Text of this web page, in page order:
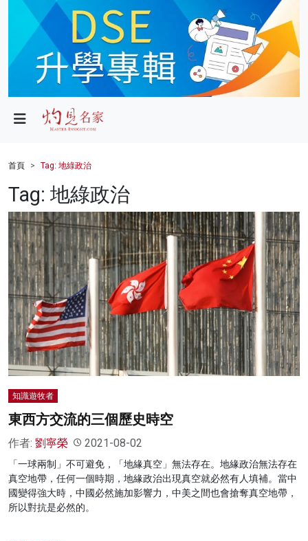
政局
財經
健康
商業
科技
影片
名家榜
灼見活動
首頁 Tag: 地綠政治
Tag: 地綠政治
知識遊牧者
東西方交流的三個歷史時空
作者: 劉寧榮 2021-08-02
「一球兩制」不可避免，「地緣真空」無法存在。地緣政治無法存在
真空地帶，任何一個時期，地緣政治出現真空就必然有人填補。當中
國變得強大時，中國必然施加影響力，中美之間也會搶奪真空地帶，
所以對抗是必然的。